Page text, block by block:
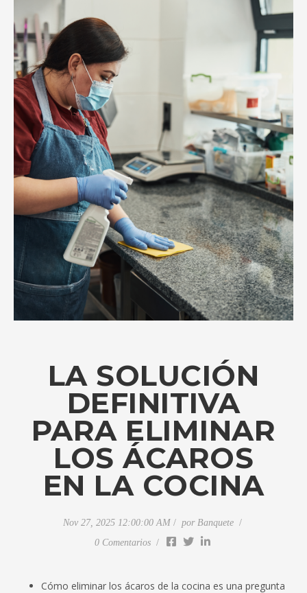
LA SOLUCIÓN
DEFINITIVA
PARA ELIMINAR
LOS ÁCAROS
EN LA COCINA
Nov 27, 2025 12:00:00 AM por Banquete
0 Comentarios
Cómo eliminar los ácaros de la cocina es una pregunta